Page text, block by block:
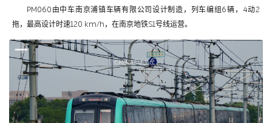
PM060由中车南京浦镇车辆有限公司设计制造，列车编组6辆，4动2
拖，最高设计时速120 km/h，在南京地铁S1号线运营。